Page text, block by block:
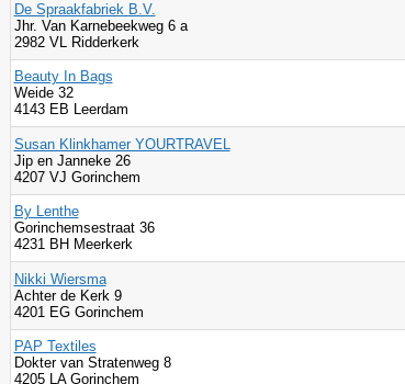
De Spraakfabriek B.V.
Jhr. Van Karnebeekweg 6 a
2982 VL Ridderkerk
Beauty In Bags
Weide 32
4143 EB Leerdam
Susan Klinkhamer YOURTRAVEL
Jip en Janneke 26
4207 VJ Gorinchem
By Lenthe
Gorinchemsestraat 36
4231 BH Meerkerk
Nikki Wiersma
Achter de Kerk 9
4201 EG Gorinchem
PAP Textiles
Dokter van Stratenweg 8
4205 LA Gorinchem